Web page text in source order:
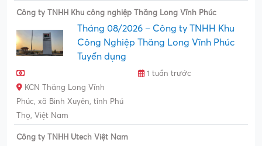
Công ty TNHH Khu công nghiệp Thăng Long Vĩnh Phúc
Tháng 08/2026 – Công ty TNHH Khu
Công Nghiệp Thăng Long Vĩnh Phúc
Tuyển dụng
1 tuần trước
KCN Thăng Long Vĩnh
Phúc, xã Bình Xuyên, tỉnh Phú
Thọ, Việt Nam
Công ty TNHH Utech Việt Nam